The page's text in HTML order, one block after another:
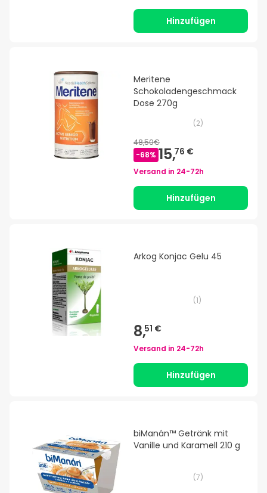
Hinzufügen
Meritene
Schokoladengeschmack
Dose 270g
(2)
48,50€
-68% 15,76 €
Versand in 24-72h
Hinzufügen
Arkog Konjac Gelu 45
(1)
8,51 €
Versand in 24-72h
Hinzufügen
biManán™ Getränk mit
Vanille und Karamell 210 g
(7)